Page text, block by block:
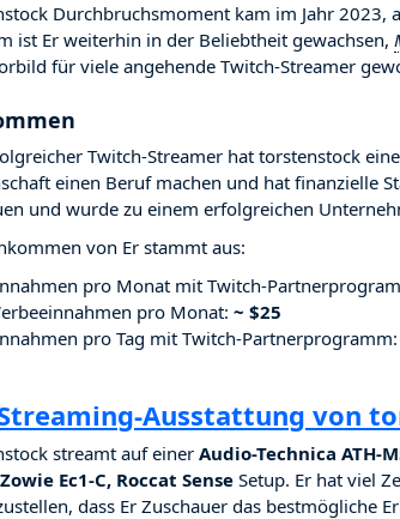
Durchbruchsmoment kam im Jahr 2023,
ist Er weiterhin in der Beliebtheit gewachsen,
für viele angehende Twitch-Streamer
Twitch-Streamer hat torstenstock
einen Beruf machen und hat finanzielle
und wurde zu einem erfolgreichen
von Er stammt aus:
pro Monat mit Twitch-
pro Monat: ~ $25
pro Tag mit Twitch-Partnerprogramm:
Ausstattung von
streamt auf einer Audio-Technica ATH-
Ec1-C, Roccat Sense Setup. Er hat viel
dass Er Zuschauer das bestmögliche